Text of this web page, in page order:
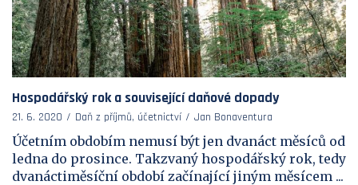
Hospodářský rok a související daňové dopady
21. 6. 2020 Daň z příjmů, účetnictví Jan Bonaventura
Účetním obdobím nemusí být jen dvanáct měsíců od
ledna do prosince. Takzvaný hospodářský rok, tedy
dvanáctiměsíční období začínající jiným měsícem ...